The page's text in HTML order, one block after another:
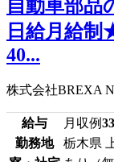
自動車部品
日給月給制
40...
株式会社BREXA
給与 月収例
勤務地
栃木県